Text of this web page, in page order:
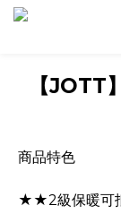
【JOTT
商品特色
★★2級保暖